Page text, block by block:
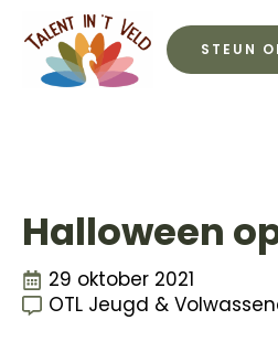
STEUN
Halloween
29 oktober 2021
OTL Jeugd &